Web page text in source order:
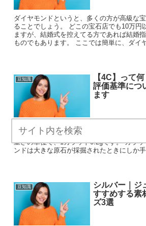
ダイヤモンドというと、多くの方が高級な
ることでしょう。 どこの宝石店でも10万円
ますが、結婚式を控えてる方であれば結婚
ものでもあります。 ここでは簡単に、ダイ
豆知識
【4C】って
評価基準につ
ます
4Cとは、ダイヤモンドの国際的な評価基準
カラー・クラリティの4つの要素から成り
重さの単位で、1カラット0.2gです。 カラ
ンドは大きな原石が採掘されたときにしか
豆知識
シルバー｜ジ
すすめする素
ズ3選